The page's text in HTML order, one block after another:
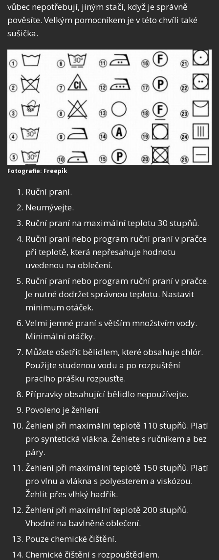
vůbec nepotřebují, jiným stačí, když je správně
pověsíte. Velkým pomocníkem je v této chvíli také
sušička.
Fotografie: Freepik
Ruční praní.
Neumývejte.
Ruční praní na maximální teplotu 30 stupňů.
Ruční praní nebo program ruční praní v pračce
při teplotě, která nepřesahuje hodnotu
uvedenou na oblečení.
Ruční praní nebo program ruční praní v pračce.
Je nutné dodržet správnou teplotu. Nastavit
minimum otáček.
Velmi jemné praní s větším množstvím vody.
Minimální otáčky.
Můžete ošetřit bělidlem, které obsahuje chlór.
Použijte studenou vodu a po rozpuštění
pracího prášku rozpusťte.
Přípravky obsahující bělidlo nepoužívejte.
Povoleno je žehlení.
Žehlení při maximální teplotě 110 stupňů. Platí
pro syntetická vlákna. Žehlete s ručníkem a bez
páry.
Žehlení při maximální teplotě 150 stupňů. Platí
pro vlnu a vlákna s polyesterem a viskózou.
Žehlit přes vlhký hadřík.
Žehlení při maximální teplotě 200 stupňů.
Vhodné na bavlněné oblečení.
Pouze chemické čištění.
Chemické čištění s rozpouštědlem.